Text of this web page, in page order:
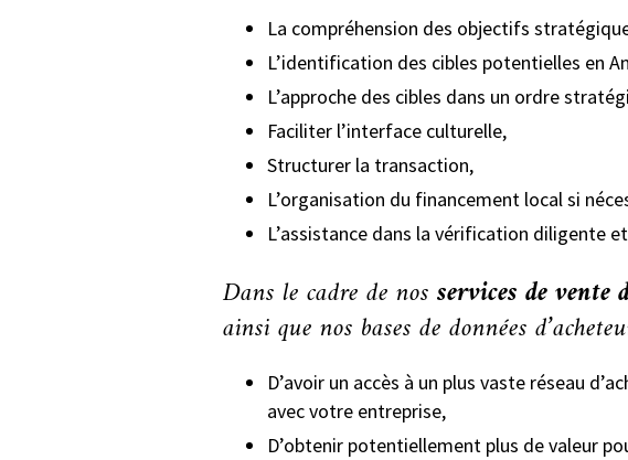
La compréhension des objectifs
L’identification des cibles potentielles en
L’approche des cibles dans un ordre
Faciliter l’interface culturelle,
Structurer la transaction,
L’organisation du financement local si
L’assistance dans la vérification diligente
Dans le cadre de nosservices de vente
ainsi que nos bases de données
D’avoir un accès à un plus vaste réseau
avec votre entreprise,
D’obtenir potentiellement plus de valeur